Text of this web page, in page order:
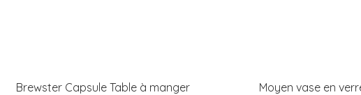
Brewster Capsule Table à manger Moyen vase en